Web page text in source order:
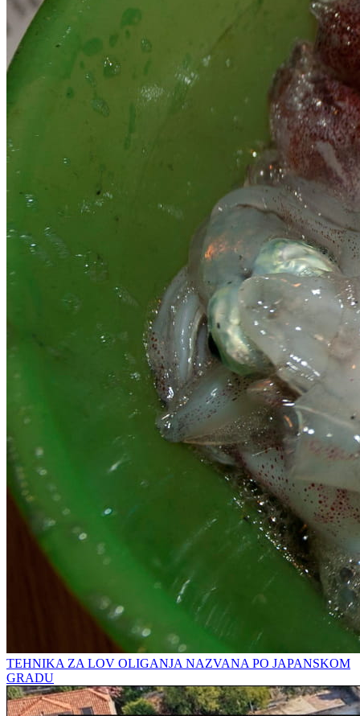
TEHNIKA ZA LOV OLIGANJA NAZVANA PO JAPANSKOM
GRADU